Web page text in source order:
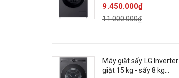
9.450.000₫
11.000.000₫
Máy giặt sấy LG Inverter
giặt 15 kg - sấy 8 kg